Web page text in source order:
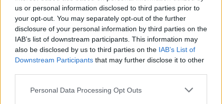
us or personal information disclosed to third parties prior to
your opt-out. You may separately opt-out of the further
disclosure of your personal information by third parties on the
IAB’s list of downstream participants. This information may
also be disclosed by us to third parties on the IAB’s List of
Downstream Participants that may further disclose it to other
Please note that this website/app uses one or more Google
Personal Data Processing Opt Outs